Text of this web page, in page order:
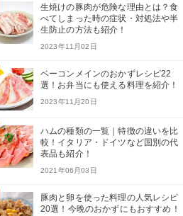
生焼けの豚肉が危険な理由とは？食
べてしまった時の症状・対処法や半
生防止の方法も紹介！
2023年11月02日
ベーコンメインのおかずレシピ22
選！お弁当にも使える料理を紹介！
2023年11月20日
ハムの種類の一覧｜特徴の違いを比
較！イタリア・ドイツなど国別の代
表品も紹介！
2021年06月03日
豚肉と卵を使った料理の人気レシピ
20選！今晩のおかずにもおすすめ！